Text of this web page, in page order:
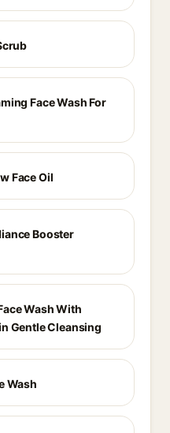
Face Wash For
Face Oil
Booster
Wash With
Gentle Cleansing
Wash